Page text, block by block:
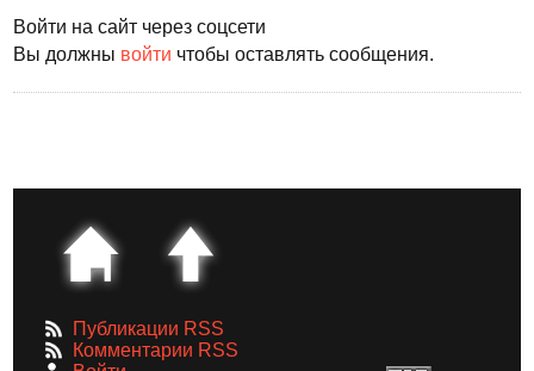
Войти на сайт через соцсети
Вы должны войти чтобы оставлять сообщения.
Публикации RSS
Комментарии RSS